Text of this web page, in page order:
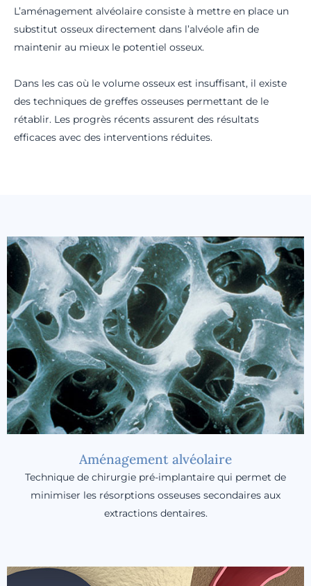
L’aménagement alvéolaire consiste à mettre en place un
substitut osseux directement dans l’alvéole afin de
maintenir au mieux le potentiel osseux.
Dans les cas où le volume osseux est insuffisant, il existe
des techniques de greffes osseuses permettant de le
rétablir. Les progrès récents assurent des résultats
efficaces avec des interventions réduites.
Aménagement alvéolaire
Technique de chirurgie pré-implantaire qui permet de
minimiser les résorptions osseuses secondaires aux
extractions dentaires.